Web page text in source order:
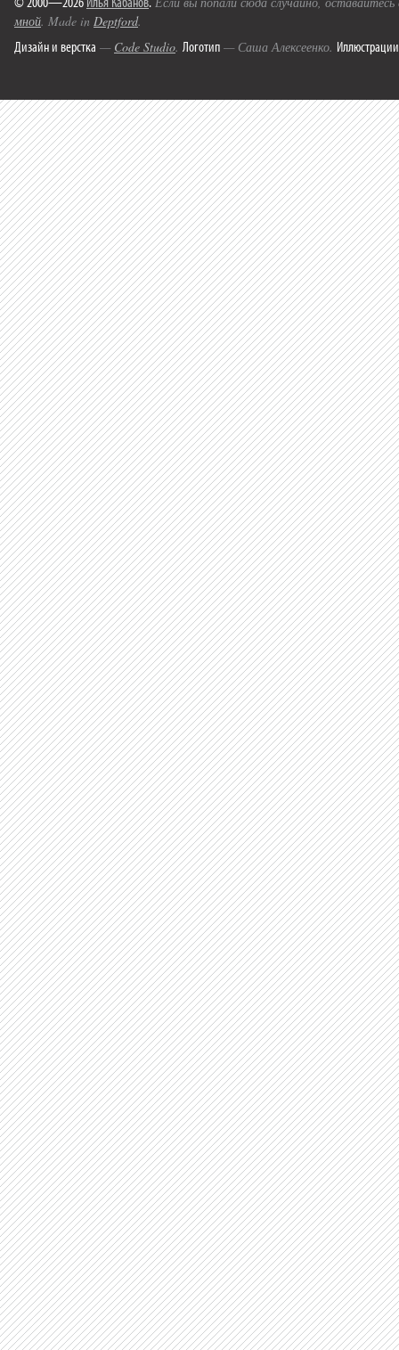
мной. Made in Deptford.
Дизайн и верстка — Code Studio. Логотип — Саша Алексеенко. Иллюстрации